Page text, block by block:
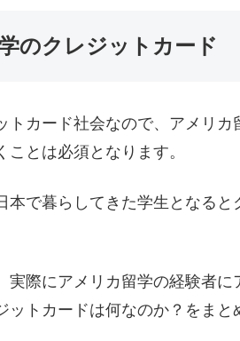
のクレジットカード
トカード社会なので、アメリ
ことは必須となります。
本で暮らしてきた学生となる
実際にアメリカ留学の経験者
ットカードは何なのか？をまと